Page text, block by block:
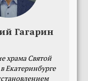
Гагарин
храма Святой
Екатеринбурге